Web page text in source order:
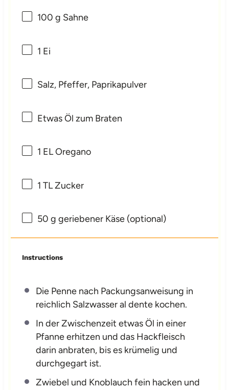
100 g Sahne
1 Ei
Salz, Pfeffer, Paprikapulver
Etwas Öl zum Braten
1 EL Oregano
1 TL Zucker
50 g geriebener Käse (optional)
Instructions
Die Penne nach Packungsanweisung in
reichlich Salzwasser al dente kochen.
In der Zwischenzeit etwas Öl in einer
Pfanne erhitzen und das Hackfleisch
darin anbraten, bis es krümelig und
durchgegart ist.
Zwiebel und Knoblauch fein hacken und